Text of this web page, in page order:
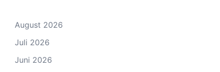
August 2026
Juli 2026
Juni 2026